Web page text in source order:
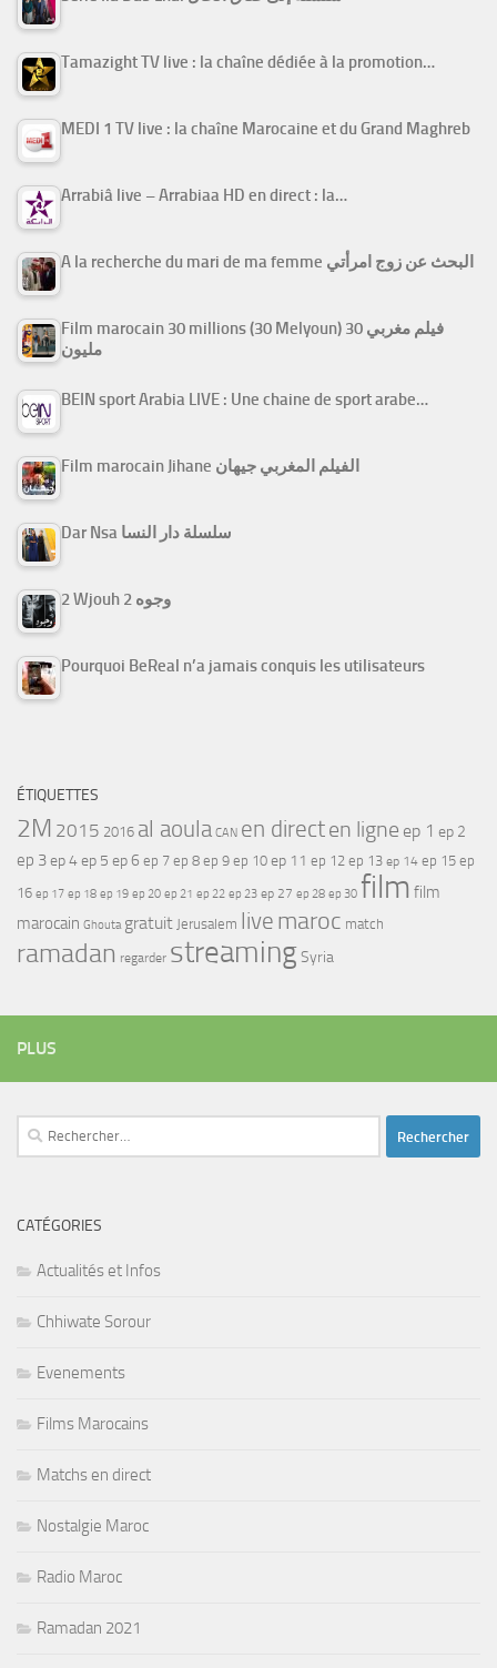
Tamazight TV live : la chaîne dédiée à la promotion…
MEDI 1 TV live : la chaîne Marocaine et du Grand Maghreb
Arrabiâ live – Arrabiaa HD en direct : la…
A la recherche du mari de ma femme البحث عن زوج امرأتي
Film marocain 30 millions (30 Melyoun) فيلم مغربي 30
مليون
BEIN sport Arabia LIVE : Une chaine de sport arabe…
Film marocain Jihane الفيلم المغربي جيهان
Dar Nsa سلسلة دار النسا
2 Wjouh 2 وجوه
Pourquoi BeReal n’a jamais conquis les utilisateurs
ÉTIQUETTES
2M 2015 2016 al aoula CAN en directen ligne ep 1 ep 2
ep 3ep 4ep 5 ep 6 ep 7 ep 8 ep 9 ep 10 ep 11 ep 12 ep 13 ep 14 ep 15 ep
16 ep 17 ep 18 ep 19 ep 20 ep 21 ep 22 ep 23 ep 27 ep 28 ep 30 film film
marocain Ghouta gratuit Jerusalem live maroc match
ramadan regarder streamingSyria
PLUS
Rechercher :
CATÉGORIES
Actualités et Infos
Chhiwate Sorour
Evenements
Films Marocains
Matchs en direct
Nostalgie Maroc
Radio Maroc
Ramadan 2021